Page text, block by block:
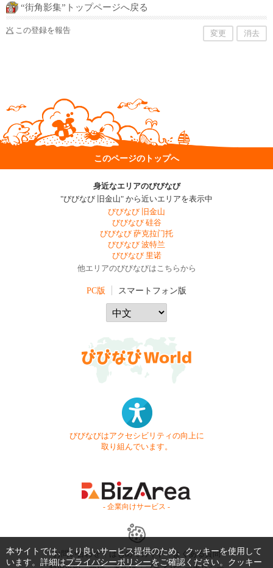
“街角影集”トップページへ戻る
この登録を報告 変更 消去
このページのトップへ
身近なエリアのびびなび
"びびなび 旧金山" から近いエリアを表示中
びびなび 旧金山
びびなび 硅谷
びびなび 萨克拉门托
びびなび 波特兰
びびなび 里诺
他エリアのびびなびはこちらから
PC版 スマートフォン版
びびなびはアクセシビリティの向上に
取り組んでいます。
- 企業向けサービス -
お問い合わせ はじめてガイド
よくある質問
本サイトでは、より良いサービス提供のため、クッキーを使用して
います。詳細はプライバシーポリシーをご確認ください。クッキー